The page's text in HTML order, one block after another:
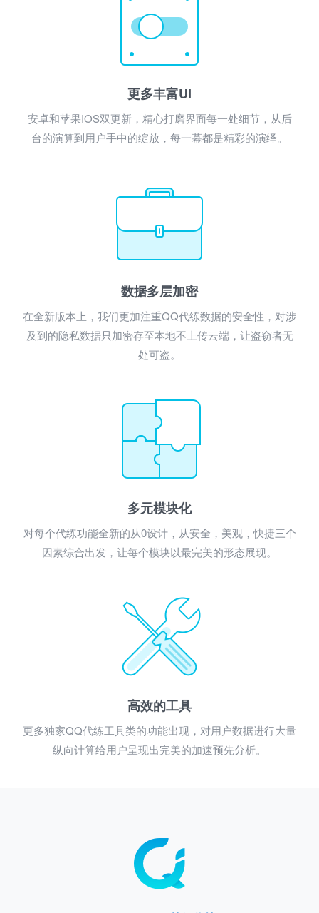
更多丰富UI
安卓和苹果IOS双更新，精心打磨界面每一处细节，从后
台的演算到用户手中的绽放，每一幕都是精彩的演绎。
数据多层加密
在全新版本上，我们更加注重QQ代练数据的安全性，对涉
及到的隐私数据只加密存至本地不上传云端，让盗窃者无
处可盗。
多元模块化
对每个代练功能全新的从0设计，从安全，美观，快捷三个
因素综合出发，让每个模块以最完美的形态展现。
高效的工具
更多独家QQ代练工具类的功能出现，对用户数据进行大量
纵向计算给用户呈现出完美的加速预先分析。